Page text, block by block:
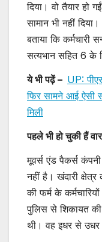
दिया। वो तैयार हो
सामान भी नहीं
बताया कि
सत्यभान सहित 6 के
ये भी पढ़ें – UP:
फिर सामने आई ऐसी
मिली
पहले भी हो चुकी हैं
मूवर्स एंड पैकर्स
नहीं है। खंदारी
की फर्म के
पुलिस से शिकायत
थी। वह इधर से उधर